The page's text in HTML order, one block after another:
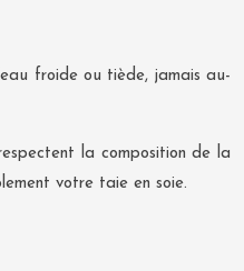
froide ou tiède, jamais au-
la composition de la
votre taie en soie.